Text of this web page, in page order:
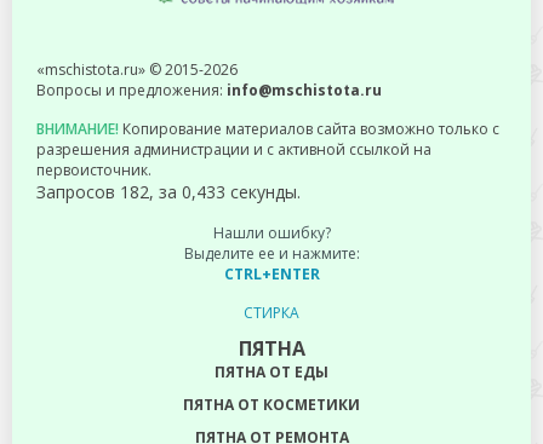
«mschistota.ru» © 2015-2026
Вопросы и предложения: info@mschistota.ru
ВНИМАНИЕ! Копирование материалов сайта возможно только с
разрешения администрации и с активной ссылкой на
первоисточник.
Запросов 182, за 0,433 секунды.
Нашли ошибку?
Выделите ее и нажмите:
CTRL+ENTER
СТИРКА
ПЯТНА
ПЯТНА ОТ ЕДЫ
ПЯТНА ОТ КОСМЕТИКИ
ПЯТНА ОТ РЕМОНТА